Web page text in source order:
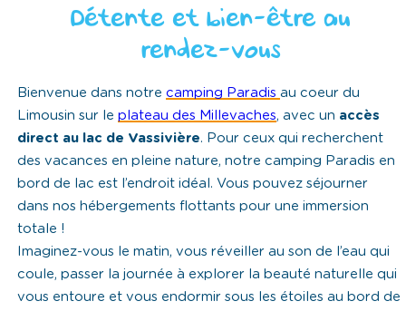
Détente et bien-être au
rendez-vous
Bienvenue dans notrecamping Paradisau coeur du
Limousin sur leplateau des Millevaches, avec un accès
direct au lac de Vassivière. Pour ceux qui recherchent
des vacances en pleine nature, notre camping Paradis en
bord de lac est l’endroit idéal. Vous pouvez séjourner
dans nos hébergements flottants pour une immersion
totale !
Imaginez-vous le matin, vous réveiller au son de l’eau qui
coule, passer la journée à explorer la beauté naturelle qui
vous entoure et vous endormir sous les étoiles au bord de